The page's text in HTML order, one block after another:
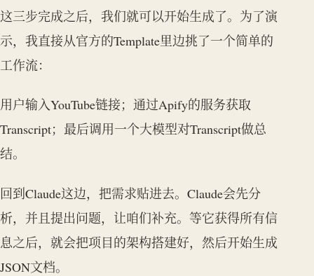
这三步完成之后，我们就可以开始生成了。为了演
示，我直接从官方的Template里边挑了一个简单的
工作流：
用户输入YouTube链接；通过Apify的服务获取
Transcript；最后调用一个大模型对Transcript做总
结。
回到Claude这边，把需求贴进去。Claude会先分
析，并且提出问题，让咱们补充。等它获得所有信
息之后，就会把项目的架构搭建好，然后开始生成
JSON文档。